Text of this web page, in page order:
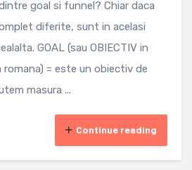
goal si funnel? Chiar daca
diferite, sunt in acelasi
GOAL (sau OBIECTIV in
= este un obiectiv de
masura ...
Continue reading